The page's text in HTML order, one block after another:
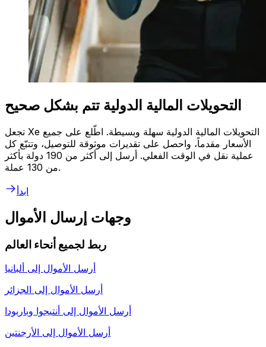
التحويلات المالية الدولية تتم بشكل صحيح
تجعل Xe التحويلات المالية الدولية سهلة وبسيطة. اطّلع على جميع
الأسعار مقدماً، واحصل على تقديرات موثوقة للتوصيل، وتتبّع كل
عملية نقل في الوقت الفعلي. أرسل إلى أكثر من 190 دولة بأكثر
من 130 عملة.
ابدأ
وجهات إرسال الأموال
ربط لجميع أنحاء العالم
أرسل الأموال إلى ألبانيا
أرسل الأموال إلى الجزائر
أرسل الأموال إلى أنتيجوا وباربودا
أرسل الأموال إلى الأرجنتين